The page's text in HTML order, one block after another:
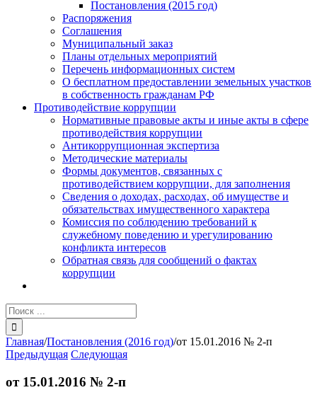
Постановления (2015 год)
Распоряжения
Соглашения
Муниципальный заказ
Планы отдельных мероприятий
Перечень информационных систем
О бесплатном предоставлении земельных участков
в собственность гражданам РФ
Противодействие коррупции
Нормативные правовые акты и иные акты в сфере
противодействия коррупции
Антикоррупционная экспертиза
Методические материалы
Формы документов, связанных с
противодействием коррупции, для заполнения
Сведения о доходах, расходах, об имуществе и
обязательствах имущественного характера
Комиссия по соблюдению требований к
служебному поведению и урегулированию
конфликта интересов
Обратная связь для сообщений о фактах
коррупции
Результат
поиска:
Главная/Постановления (2016 год)/от 15.01.2016 № 2-п
Предыдущая Следующая
от 15.01.2016 № 2-п